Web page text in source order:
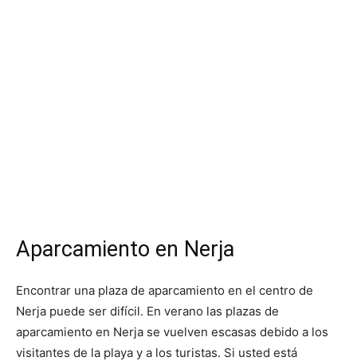
Aparcamiento en Nerja
Encontrar una plaza de aparcamiento en el centro de
Nerja puede ser difícil. En verano las plazas de
aparcamiento en Nerja se vuelven escasas debido a los
visitantes de la playa y a los turistas. Si usted está